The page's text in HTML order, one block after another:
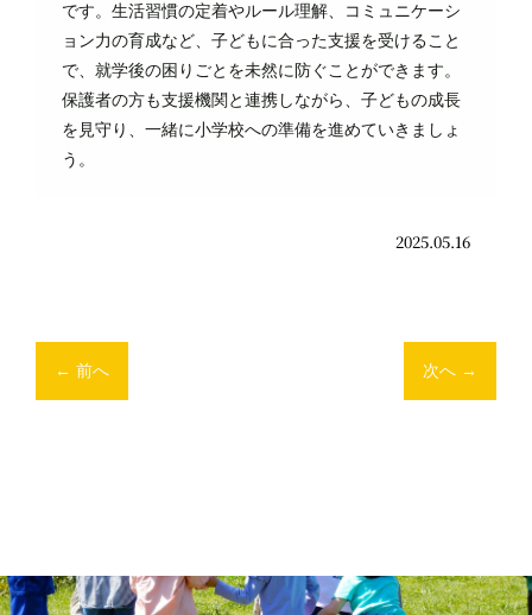
です。生活習慣の定着やルール理解、コミュニケーシ
ョン力の育成など、子どもに合った支援を受けること
で、就学後の困りごとを未然に防ぐことができます。
保護者の方も支援機関と連携しながら、子どもの成長
を見守り、一緒に小学校への準備を進めていきましょ
う。
2025.05.16
← 前へ 次へ →